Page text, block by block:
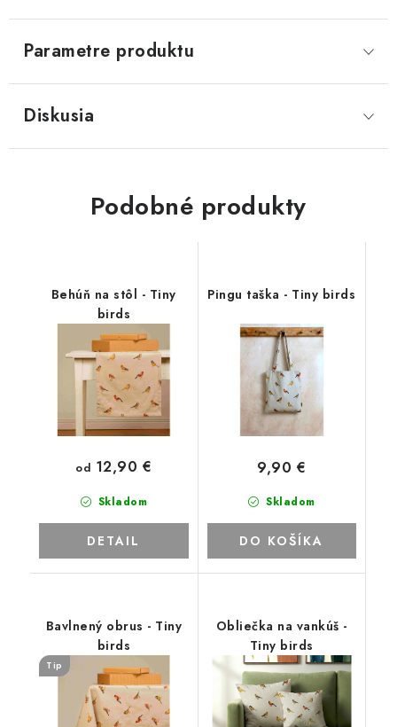
Parametre produktu
Diskusia
Podobné produkty
Behúň na stôl - Tiny
birds
Skladom
od 12,90 €
DETAIL
Pingu taška - Tiny birds
Skladom
9,90 €
DO KOŠÍKA
Bavlnený obrus - Tiny
birds
Tip
Obliečka na vankúš -
Tiny birds